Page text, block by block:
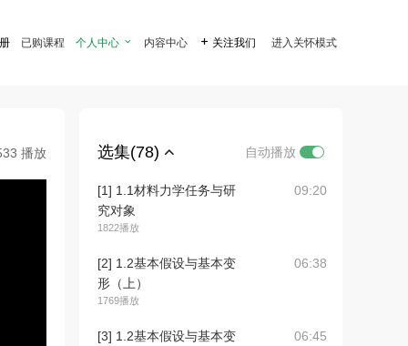
已购课程 个人中心  内容中心  关注我们 进入关怀模式
播放 选集(78) 自动播放
[1] 1.1材料力学任务与研
究对象
1822播放
09:20
[2] 1.2基本假设与基本变
形（上）
1769播放
06:38
[3] 1.2基本假设与基本变
06:45